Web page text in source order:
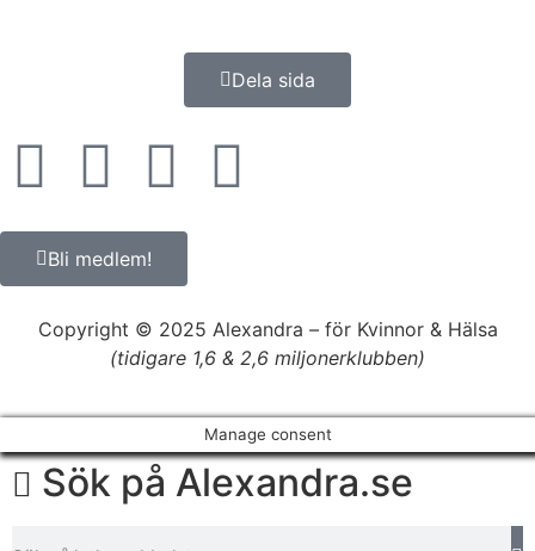
Dela sida
Bli medlem!
Copyright © 2025 Alexandra – för Kvinnor & Hälsa
(tidigare 1,6 & 2,6 miljonerklubben)
Manage consent
Sök på Alexandra.se